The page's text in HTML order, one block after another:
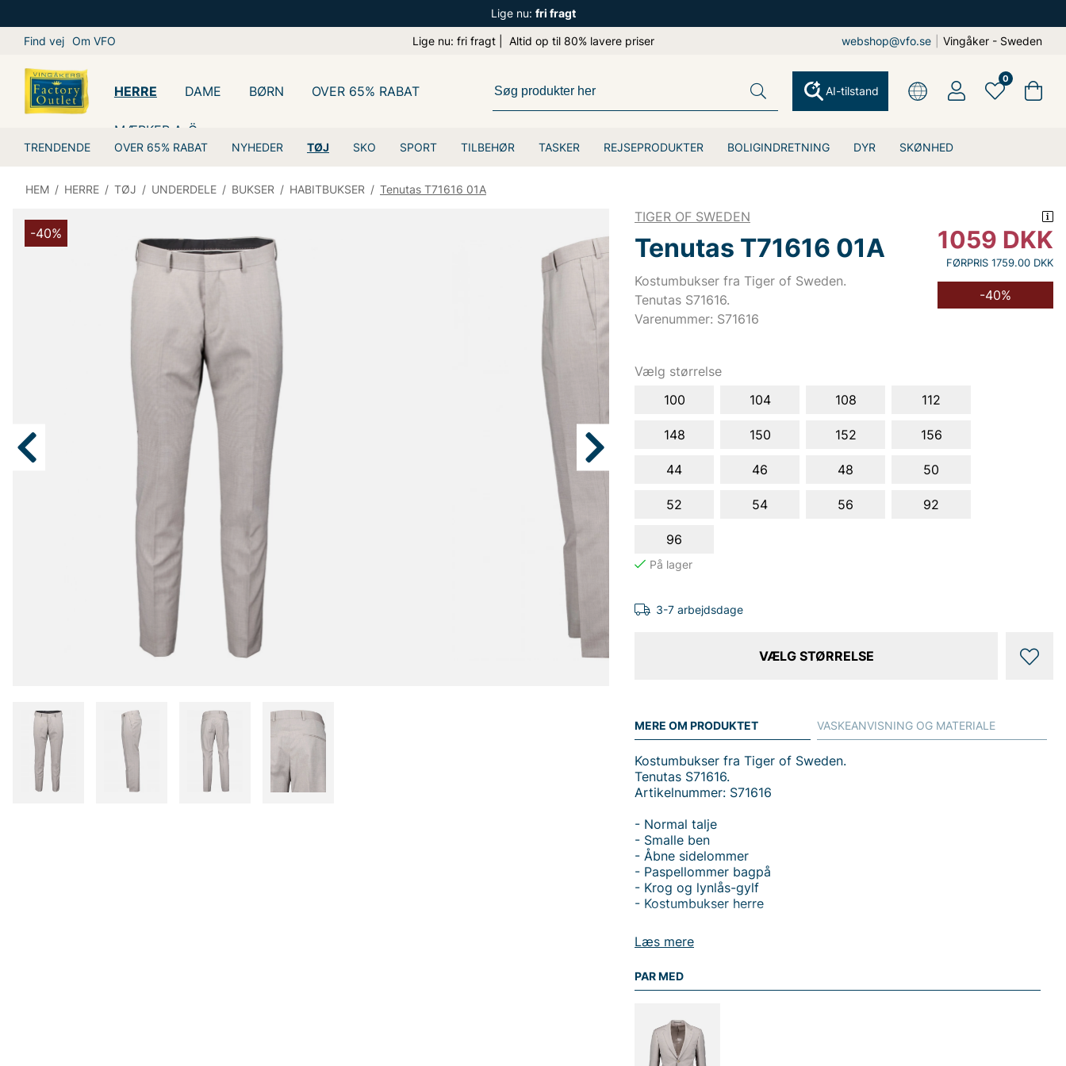
Lige nu: fri fragt
Find vej Om VFO Lige nu: fri fragt | Altid op til 80% lavere priser webshop@vfo.se Vingåker - Sweden
HERRE
TRENDENDE OVER 65% RABAT NYHEDER TØJ SKO SPORT TILBEHØR TASKER REJSEPRODUKTER BOLIGINDRETNING DYR SKØNHED
DAME BØRN OVER 65% RABAT
MÆRKER A-Ö
AI-tilstand
0
HEM / HERRE / TØJ / UNDERDELE / BUKSER / HABITBUKSER / Tenutas T71616 01A
-40%
TIGER OF SWEDEN
Tenutas T71616 01A
Kostumbukser fra Tiger of Sweden.
Tenutas S71616.
Varenummer: S71616
1059 DKK
FØRPRIS 1759.00 DKK
-40%
Vælg størrelse
100
104 108 112
148 150 152 156
44 46 48 50
52 54 56 92
96
3-7 arbejdsdage
VÆLG STØRRELSE
MERE OM PRODUKTET
Læs mere
Kostumbukser fra Tiger of Sweden.
Tenutas S71616.
Artikelnummer: S71616
- Normal talje
- Smalle ben
- Åbne sidelommer
- Paspellommer bagpå
- Krog og lynlås-gylf
- Kostumbukser herre
Opdag Tenutas S71616, en kostumbukse til herrer fra Tiger Man, der
kombinerer en moderne silhuet med klassiske detaljer. Buksen har
både til kontoret og formelle anledninger. Åbne sidelommer giver
en sikker og behagelig pasform hele dagen. Fremstillet i 100% uld får
du en naturlig temperaturregulering, god formholdbarhed og en
luksuriøs følelse mod huden. Denne kostumbukse er et oplagt valg
VASKEANVISNING OG MATERIALE
PAR MED